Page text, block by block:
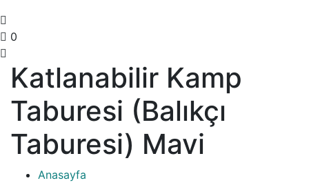
0
Katlanabilir Kamp
Taburesi (Balıkçı
Taburesi) Mavi
Anasayfa